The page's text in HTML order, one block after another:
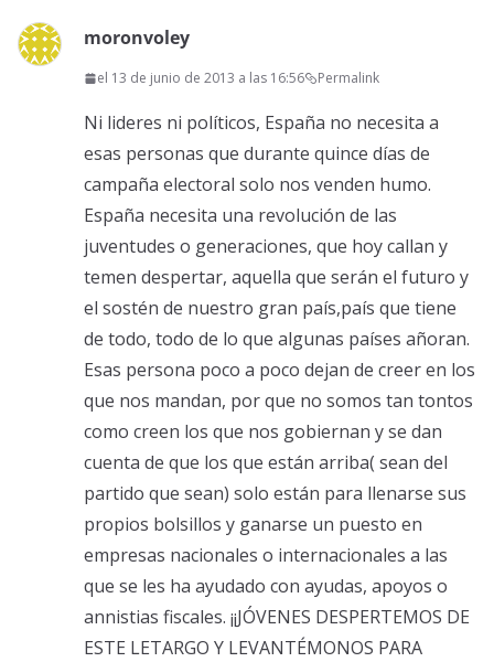
moronvoley
el 13 de junio de 2013 a las 16:56 Permalink
Ni lideres ni políticos, España no necesita a
esas personas que durante quince días de
campaña electoral solo nos venden humo.
España necesita una revolución de las
juventudes o generaciones, que hoy callan y
temen despertar, aquella que serán el futuro y
el sostén de nuestro gran país,país que tiene
de todo, todo de lo que algunas países añoran.
Esas persona poco a poco dejan de creer en los
que nos mandan, por que no somos tan tontos
como creen los que nos gobiernan y se dan
cuenta de que los que están arriba( sean del
partido que sean) solo están para llenarse sus
propios bolsillos y ganarse un puesto en
empresas nacionales o internacionales a las
que se les ha ayudado con ayudas, apoyos o
annistias fiscales. ¡¡JÓVENES DESPERTEMOS DE
ESTE LETARGO Y LEVANTÉMONOS PARA